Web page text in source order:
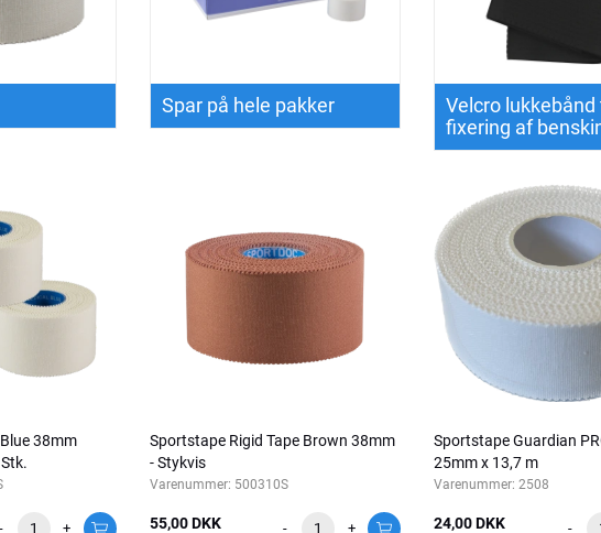
Spar på hele pakker
Velcro lukkebånd
fixering af
38mm
- +
Sportstape Rigid Tape Brown 38mm
- Stykvis
Varenummer: 500310S
55,00 DKK - +
Sportstape Guardian
25mm x 13,7 m
Varenummer: 2508
24,00 DKK -